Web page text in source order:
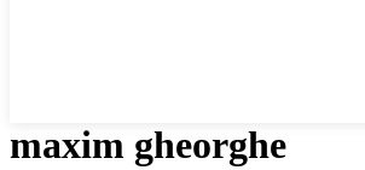
maxim gheorghe